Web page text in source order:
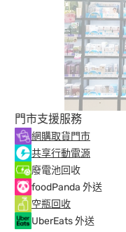
門市支援服務
網購取貨門市
共享行動電源
廢電池回收
foodPanda 外送
空瓶回收
UberEats 外送